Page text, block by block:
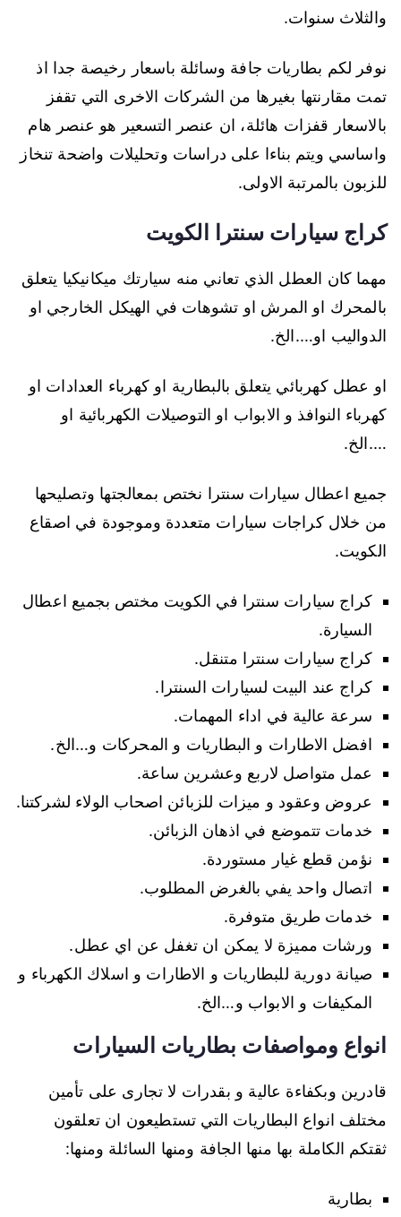
والثلاث سنوات.
نوفر لكم بطاريات جافة وسائلة باسعار رخيصة جدا اذ
تمت مقارنتها بغيرها من الشركات الاخرى التي تقفز
بالاسعار قفزات هائلة، ان عنصر التسعير هو عنصر هام
واساسي ويتم بناءا على دراسات وتحليلات واضحة تنخاز
للزبون بالمرتبة الاولى.
كراج سيارات سنترا الكويت
مهما كان العطل الذي تعاني منه سيارتك ميكانيكيا يتعلق
بالمحرك او المرش او تشوهات في الهيكل الخارجي او
الدواليب او….الخ.
او عطل كهربائي يتعلق بالبطارية او كهرباء العدادات او
كهرباء النوافذ و الابواب او التوصيلات الكهربائية او
….الخ.
جميع اعطال سيارات سنترا نختص بمعالجتها وتصليحها
من خلال كراجات سيارات متعددة وموجودة في اصقاع
الكويت.
كراج سيارات سنترا في الكويت مختص بجميع اعطال
السيارة.
كراج سيارات سنترا متنقل.
كراج عند البيت لسيارات السنترا.
سرعة عالية في اداء المهمات.
افضل الاطارات و البطاريات و المحركات و…الخ.
عمل متواصل لاربع وعشرين ساعة.
عروض وعقود و ميزات للزبائن اصحاب الولاء لشركتنا.
خدمات تتموضع في اذهان الزبائن.
نؤمن قطع غيار مستوردة.
اتصال واحد يفي بالغرض المطلوب.
خدمات طريق متوفرة.
ورشات مميزة لا يمكن ان تغفل عن اي عطل.
صيانة دورية للبطاريات و الاطارات و اسلاك الكهرباء و
المكيفات و الابواب و…الخ.
انواع ومواصفات بطاريات السيارات
قادرين وبكفاءة عالية و بقدرات لا تجارى على تأمين
مختلف انواع البطاريات التي تستطيعون ان تعلقون
ثقتكم الكاملة بها منها الجافة ومنها السائلة ومنها:
بطارية